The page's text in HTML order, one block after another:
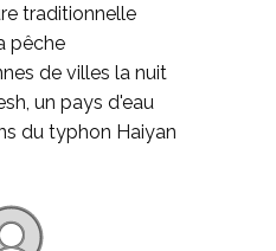
traditionnelle
pêche
de villes la nuit
un pays d'eau
du typhon Haiyan